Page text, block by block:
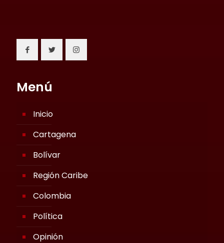
Menú
Inicio
Cartagena
Bolívar
Región Caribe
Colombia
Política
Opinión